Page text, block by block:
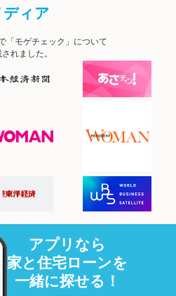
ディア
「モゲチェック」について
れました。
アプリなら
家と住宅ローンを
一緒に探せる！